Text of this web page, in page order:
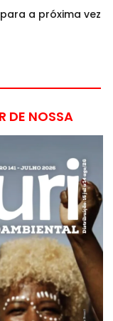
a próxima vez
DE NOSSA